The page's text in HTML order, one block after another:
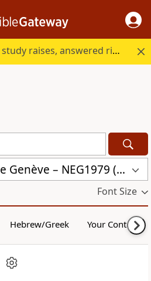
Every question Bible study raises, answered right here.
Nouvelle Edition de Genève – NEG1979 (NEG1979)
Font Size
Hebrew/Greek Your Content